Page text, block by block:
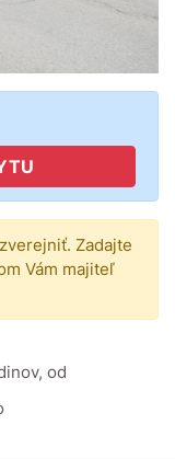
Zadajte
Vám majiteľ
od